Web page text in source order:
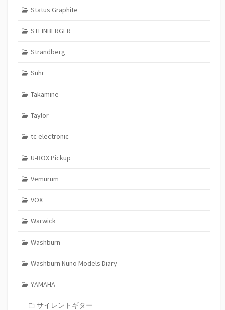
Status Graphite
STEINBERGER
Strandberg
Suhr
Takamine
Taylor
tc electronic
U-BOX Pickup
Vemurum
VOX
Warwick
Washburn
Washburn Nuno Models Diary
YAMAHA
サイレントギター